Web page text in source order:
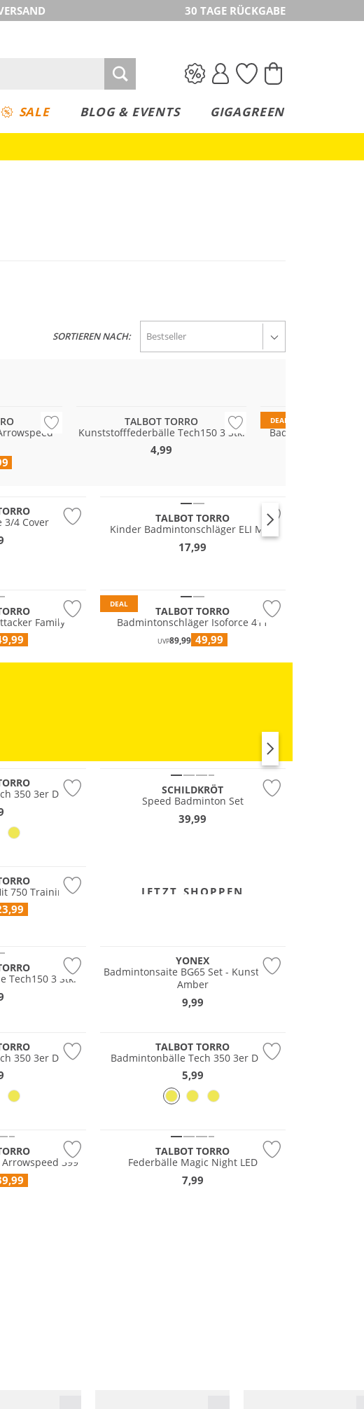
30 TAGE RÜCKGABE
SALE BLOG & EVENTS GIGAGREEN
SORTIEREN NACH:
TALBOT TORRO
Kunststofffederbälle Tech150 3 Stk.
4,99
DEAL
Badmintonbälle Hit
3/4 Cover
TALBOT TORRO
Kinder Badmintonschläger ELI Mini
17,99
Family
DEAL
TALBOT TORRO
Badmintonschläger Isoforce 411
UVP89,99 49,99
350 3er Dose
SCHILDKRÖT
Speed Badminton Set
39,99
750 Training
JETZT SHOPPEN
Tech150 3 Stk.
YONEX
Badmintonsaite BG65 Set - Kunstsaite
Amber
9,99
350 3er Dose
TALBOT TORRO
Badmintonbälle Tech 350 3er Dose
5,99
399
TALBOT TORRO
Federbälle Magic Night LED
7,99